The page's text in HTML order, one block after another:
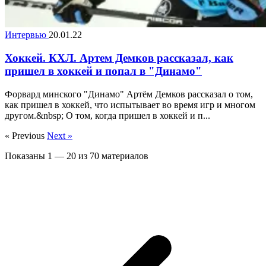
Интервью 20.01.22
Хоккей. КХЛ. Артем Демков рассказал, как
пришел в хоккей и попал в "Динамо"
Форвард минского "Динамо" Артём Демков рассказал о том,
как пришел в хоккей, что испытывает во время игр и многом
другом.&nbsp; О том, когда пришел в хоккей и п...
« Previous Next »
Показаны 1 — 20 из 70 материалов